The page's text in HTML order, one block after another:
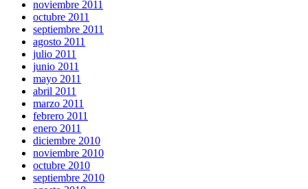
noviembre 2011
octubre 2011
septiembre 2011
agosto 2011
julio 2011
junio 2011
mayo 2011
abril 2011
marzo 2011
febrero 2011
enero 2011
diciembre 2010
noviembre 2010
octubre 2010
septiembre 2010